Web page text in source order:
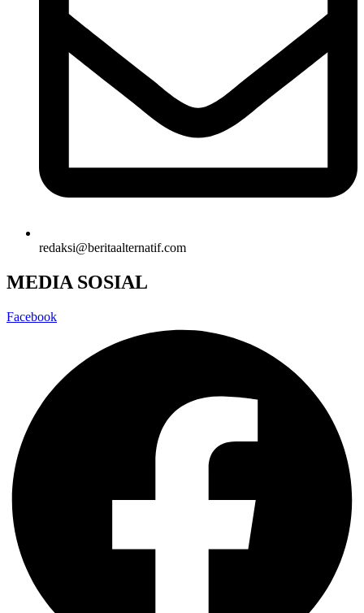
redaksi@beritaalternatif.com
MEDIA SOSIAL
Facebook